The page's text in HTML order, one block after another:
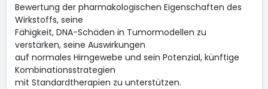
Bewertung der pharmakologischen Eigenschaften des
Wirkstoffs, seine
Fähigkeit, DNA-Schäden in Tumormodellen zu
verstärken, seine Auswirkungen
auf normales Hirngewebe und sein Potenzial, künftige
Kombinationsstrategien
mit Standardtherapien zu unterstützen.